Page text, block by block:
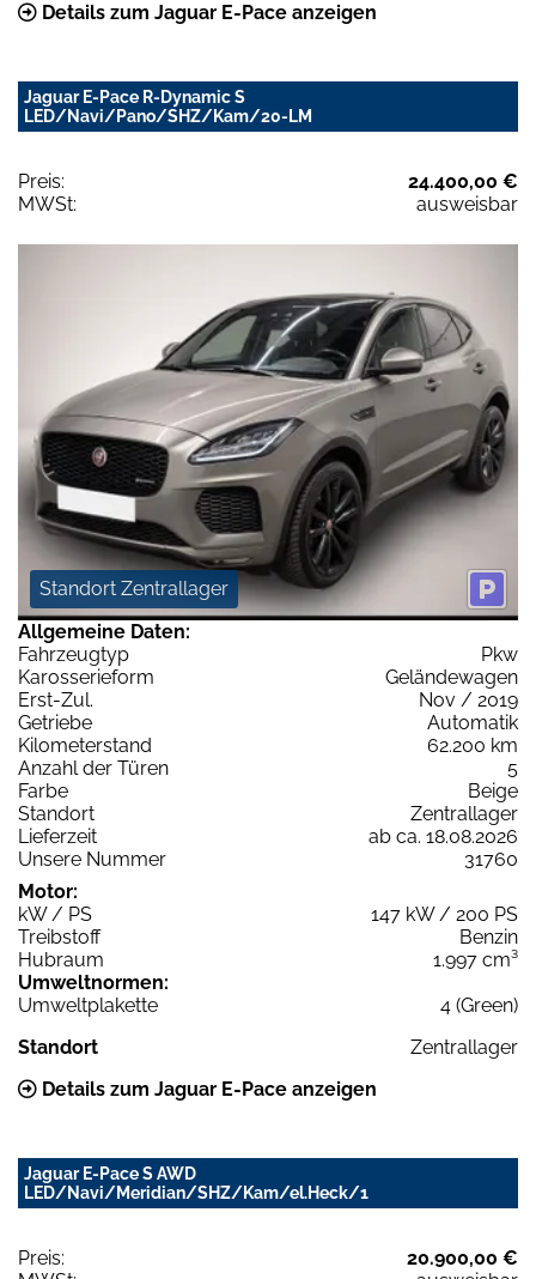
Details zum Jaguar E-Pace anzeigen
Jaguar E-Pace R-Dynamic S
LED/Navi/Pano/SHZ/Kam/20-LM
Preis:
24.400,00 €
MWSt:
ausweisbar
Standort Zentrallager
Allgemeine Daten:
Fahrzeugtyp
Pkw
Karosserieform
Geländewagen
Erst-Zul.
Nov / 2019
Getriebe
Automatik
Kilometerstand
62.200 km
Anzahl der Türen
5
Farbe
Beige
Standort
Zentrallager
Lieferzeit
ab ca. 18.08.2026
Unsere Nummer
31760
Motor:
kW / PS
147 kW / 200 PS
Treibstoff
Benzin
Hubraum
1.997 cm³
Umweltnormen:
Umweltplakette
4 (Green)
Standort
Zentrallager
Details zum Jaguar E-Pace anzeigen
Jaguar E-Pace S AWD
LED/Navi/Meridian/SHZ/Kam/el.Heck/1
Preis:
20.900,00 €